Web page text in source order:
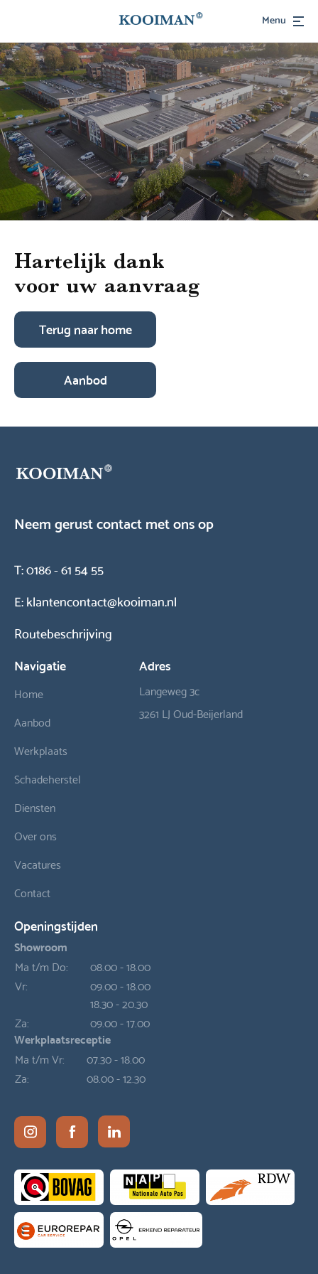
Menu
Hartelijk dank
voor uw aanvraag
Terug naar home
Aanbod
Neem gerust contact met ons op
T:0186 - 61 54 55
E:klantencontact@kooiman.nl
Routebeschrijving
Navigatie
Home
Aanbod
Werkplaats
Schadeherstel
Diensten
Over ons
Vacatures
Contact
Adres
Langeweg 3c
3261 LJ Oud-Beijerland
Openingstijden
Showroom
Ma t/m Do:
08.00 - 18.00
Vr:
09.00 - 18.00
18.30 - 20.30
Za:
09.00 - 17.00
Werkplaatsreceptie
Ma t/m Vr:
07.30 - 18.00
Za:
08.00 - 12.30